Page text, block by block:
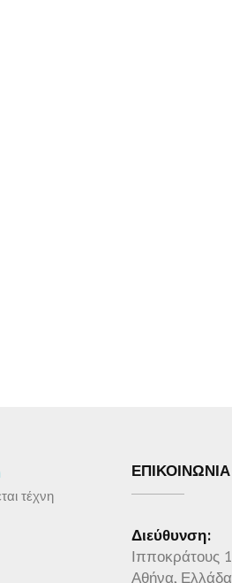
τέχνη
ΕΠΙΚΟΙΝΩΝΙΑ
Διεύθυνση:
Ιπποκράτους
Αθήνα, Ελλάδα